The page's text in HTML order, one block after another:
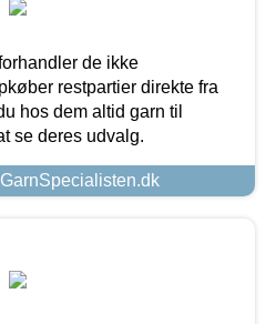
de ikke
restpartier direkte fra
hos dem altid garn til
se deres udvalg.